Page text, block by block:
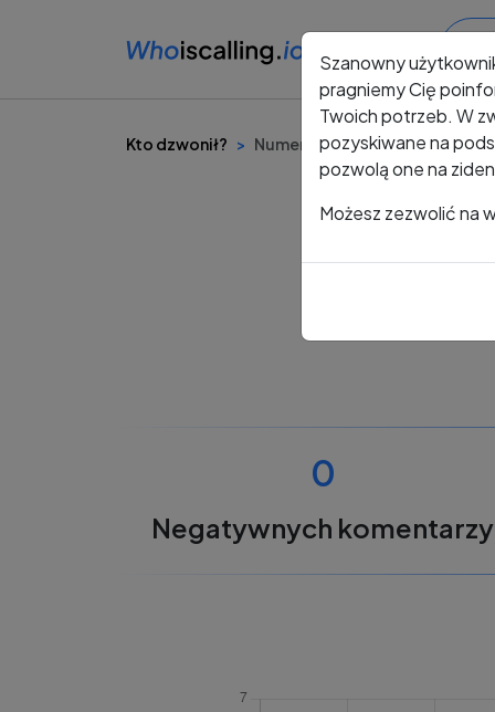
Kto dzwonił? Numer +48 608 011 276
0
Negatywnych komentarzy
Szanowny
pragniemy Cię
Twoich potrzeb. W
pozyskiwane na
pozwolą one na
Możesz zezwolić na